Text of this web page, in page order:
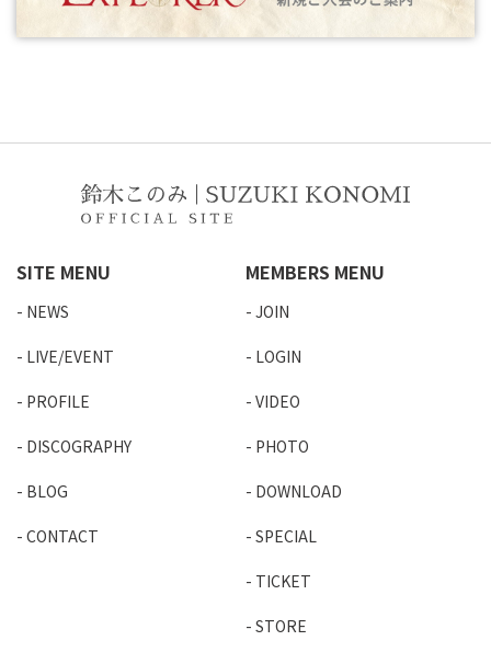
SITE MENU
NEWS
LIVE/EVENT
PROFILE
DISCOGRAPHY
BLOG
CONTACT
MEMBERS MENU
JOIN
LOGIN
VIDEO
PHOTO
DOWNLOAD
SPECIAL
TICKET
STORE